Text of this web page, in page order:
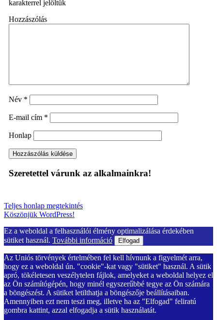
karakterrel jelöltük
Hozzászólás
Név *
E-mail cím *
Honlap
Szeretettel várunk az alkalmainkra!
Teljes honlap megtekintés
Köszönjük WordPress!
Ez a weboldal a felhasználói élmény optimalizálása érdekében
sütiket használ. További információ Elfogad
Az Uniós törvények értelmében fel kell hívnunk a figyelmét arra,
hogy ez a weboldal ún. "cookie"-kat vagy "sütiket" használ. A sütik
apró, tökéletesen veszélytelen fájlok, amelyeket a weboldal helyez el
az Ön számítógépén, hogy minél egyszerűbbé tegye az Ön számára
a böngészést. A sütiket letilthatja a böngészője beállításaiban.
Amennyiben ezt nem teszi meg, illetve ha az "Elfogad" feliratú
gombra kattint, azzal elfogadja a sütik használatát.